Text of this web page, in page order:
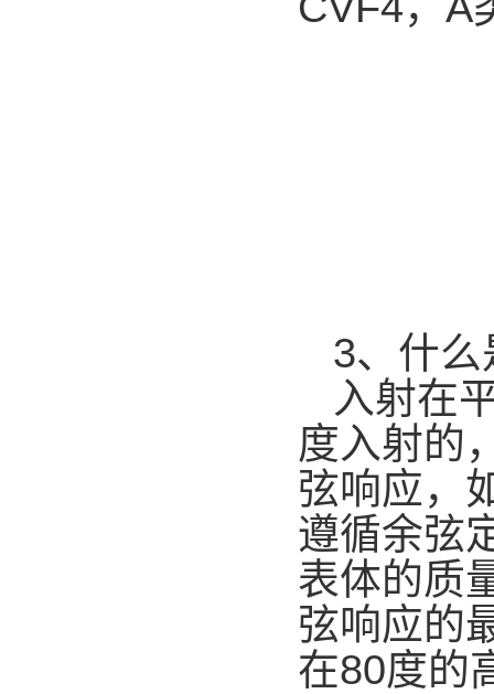
3、什
入射在
度入射的
弦响应，
遵循余弦
表体的质
弦响应的
在80度的